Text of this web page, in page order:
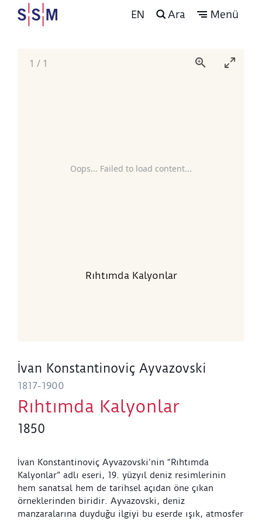
EN Ara Menü
Oops... Failed to load content...
1 / 1
Rıhtımda Kalyonlar
İvan Konstantinoviç Ayvazovski
1817-1900
Rıhtımda Kalyonlar
1850
İvan Konstantinoviç Ayvazovski’nin “Rıhtımda
Kalyonlar” adlı eseri, 19. yüzyıl deniz resimlerinin
hem sanatsal hem de tarihsel açıdan öne çıkan
örneklerinden biridir. Ayvazovski, deniz
manzaralarına duyduğu ilgiyi bu eserde ışık, atmosfer